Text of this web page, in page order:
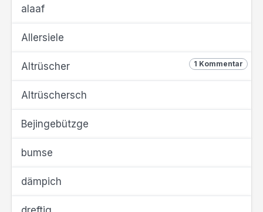
alaaf
Allersiele
1 Kommentar
Altrüscher
Altrüschersch
Bejingebützge
bumse
dämpich